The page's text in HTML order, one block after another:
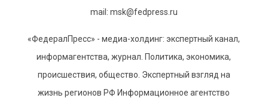
mail: msk@fedpress.ru
«ФедералПресс» - медиа-холдинг: экспертный канал,
информагентства, журнал. Политика, экономика,
происшествия, общество. Экспертный взгляд на
жизнь регионов РФ Информационное агентство